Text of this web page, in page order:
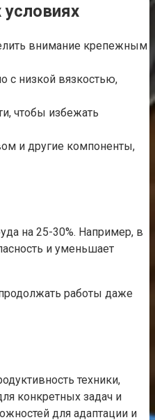
внимание крепежным
с низкой вязкостью,
чтобы избежать
и другие компоненты,
на 25-30%. Например, в
и уменьшает
работы даже
техники,
конкретных задач и
для адаптации и